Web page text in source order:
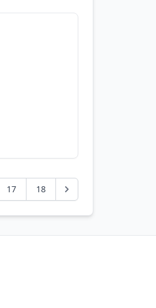
17 18